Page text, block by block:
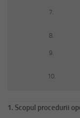
7.
8.
9.
10.
1. Scopul procedurii